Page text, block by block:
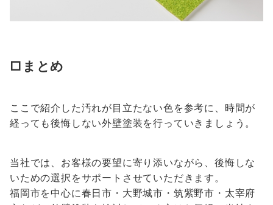
□まとめ
ここで紹介した汚れが目立たない色を参考に、時間が
経っても後悔しない外壁塗装を行っていきましょう。
当社では、お客様の要望に寄り添いながら、後悔しな
いための選択をサポートさせていただきます。
福岡市を中心に春日市・大野城市・筑紫野市・太宰府